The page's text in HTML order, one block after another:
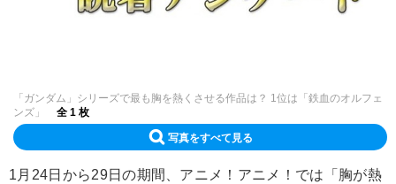
「ガンダム」シリーズで最も胸を熱くさせる作品は？ 1位は「鉄血のオルフェ
ンズ」
全 1 枚
写真をすべて見る
1月24日から29日の期間、アニメ！アニメ！では「胸が熱